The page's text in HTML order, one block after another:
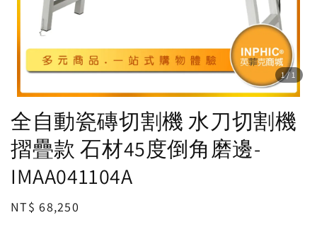
1/1
全自動瓷磚切割機 水刀切割機
摺疊款 石材45度倒角磨邊-
IMAA041104A
Regular
NT$ 68,250